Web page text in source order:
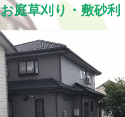
お庭草刈り・敷砂利